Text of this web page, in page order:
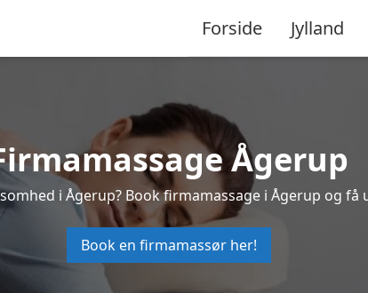
Forside Jylland
Ågerup
i Ågerup? Book firmamassage i Ågerup og
Book en firmamassør her!